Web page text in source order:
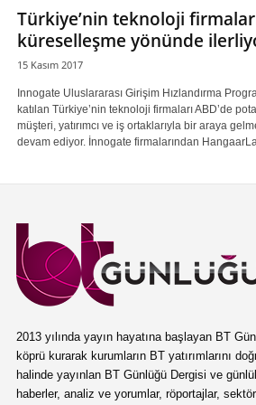
Türkiye’nin teknoloji
küreselleşme yönünde
15 Kasım 2017
Innogate Uluslararası Girişim Hızlandırma
katılan Türkiye’nin teknoloji firmaları ABD’de
müşteri, yatırımcı ve iş ortaklarıyla bir araya
devam ediyor. İnnogate firmalarından
2013 yılında yayın hayatına başlayan BT
köprü kurarak kurumların BT yatırımlarını
halinde yayınlan BT Günlüğü Dergisi ve
haberler, analiz ve yorumlar, röportajlar,